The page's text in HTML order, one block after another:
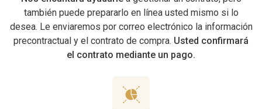
también puede prepararlo en línea usted mismo si lo
desea. Le enviaremos por correo electrónico la información
precontractual y el contrato de compra. Usted confirmará
el contrato mediante un pago.